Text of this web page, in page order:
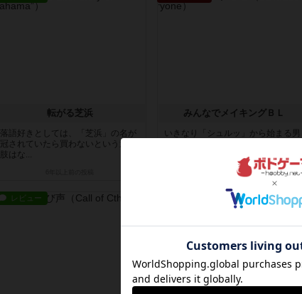
転がる芝浜
落語好きとしては、「芝浜」の名が
冠されていたら買わないという選択
肢はな...
みんなでメイキングＢＬ
いきなり「シュルッ」から始まる男
6年以上前の投稿
レビュー